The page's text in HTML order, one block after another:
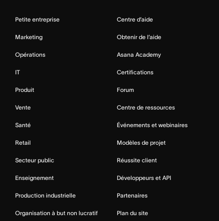
Petite entreprise
Marketing
Opérations
IT
Produit
Vente
Santé
Retail
Secteur public
Enseignement
Production industrielle
Organisation à but non lucratif
Centre d’aide
Obtenir de l’aide
Asana Academy
Certifications
Forum
Centre de ressources
Événements et webinaires
Modèles de projet
Réussite client
Développeurs et API
Partenaires
Plan du site